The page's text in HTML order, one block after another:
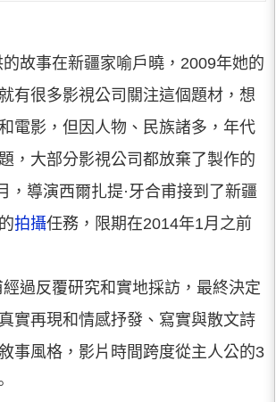
的故事在新疆家喻戶曉，2009年她的
有很多影視公司關注這個題材，想
電影，但因人物、民族諸多，年代
，大部分影視公司都放棄了製作的
，導演西爾扎提·牙合甫接到了新疆
拍攝任務，限期在2014年1月之前
經過反覆研究和實地採訪，最終決定
實再現和情感抒發、寫實與散文詩
事風格，影片時間跨度從主人公的3